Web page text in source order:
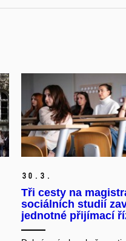
30. 3.
Tři cesty na
sociálních studií
jednotné přijímací